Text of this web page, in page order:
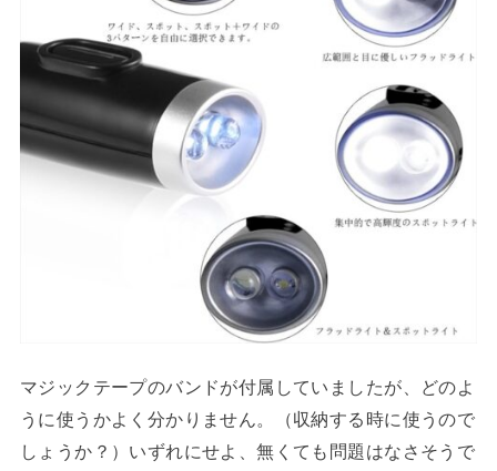
マジックテープのバンドが付属していましたが、どのよ
うに使うかよく分かりません。（収納する時に使うので
しょうか？）いずれにせよ、無くても問題はなさそうで